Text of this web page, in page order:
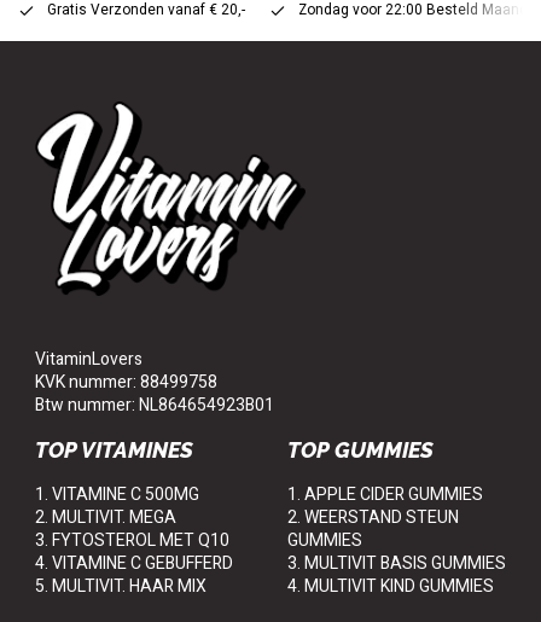
Gratis Verzonden vanaf € 20,- Zondag voor 22:00 Besteld
VitaminLovers
KVK nummer: 88499758
Btw nummer: NL864654923B01
TOP VITAMINES
1. VITAMINE C 500MG
2. MULTIVIT. MEGA
3. FYTOSTEROL MET Q10
4. VITAMINE C GEBUFFERD
5. MULTIVIT. HAAR MIX
TOP GUMMIES
1. APPLE CIDER GUMMIES
2. WEERSTAND STEUN
GUMMIES
3. MULTIVIT BASIS GUMMIES
4. MULTIVIT KIND GUMMIES